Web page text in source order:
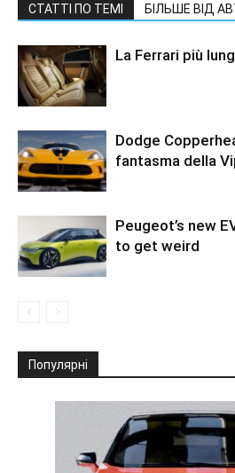
СТАТТІ ПО ТЕМІ БІЛЬШЕ ВІД
La Ferrari più
Dodge
fantasma della
Peugeot’s new
to get weird
Популярні